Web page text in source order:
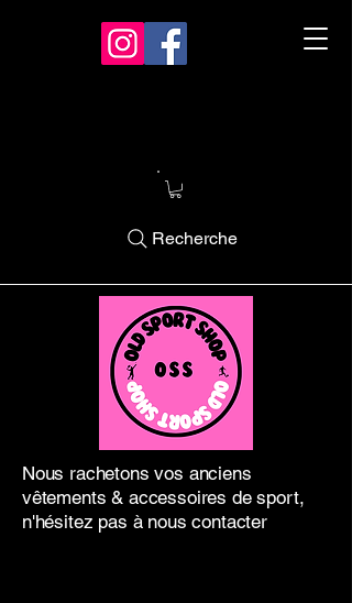
Nous rachetons vos anciens
vêtements & accessoires de sport,
n'hésitez pas à nous contacter
Recherche